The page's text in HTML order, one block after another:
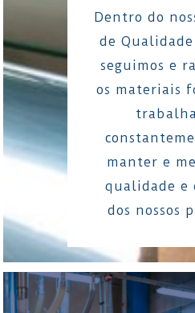
Dentro do
de Qualidade
seguimos e
os materiais
manter e
qualidade e
dos nossos